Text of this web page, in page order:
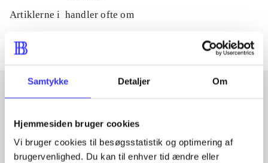
Samtykke Detaljer Om
Hjemmesiden bruger cookies
Vi bruger cookies til besøgsstatistik og optimering af
brugervenlighed. Du kan til enhver tid ændre eller
Artiklerne i handler ofte om
Artikler med samme emner